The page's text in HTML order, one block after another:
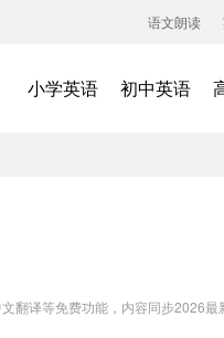
语文朗读
小学英语 初中英语
译等免费功能，内容同步2026